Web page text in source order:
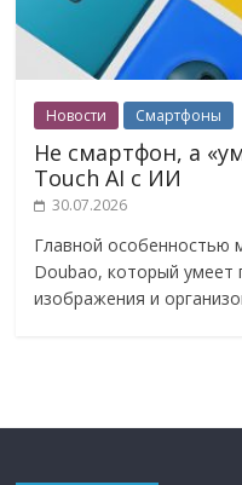
Новости Смартфоны
Не смартфон, а
Touch AI с ИИ
30.07.2026
Главной особенностью
Doubao, который умеет
изображения и